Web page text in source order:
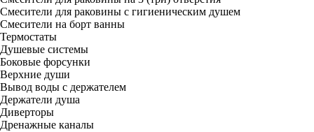
Смесители для раковины с гигиеническим душем
Смесители на борт ванны
Термостаты
Душевые системы
Боковые форсунки
Верхние души
Вывод воды с держателем
Держатели душа
Диверторы
Дренажные каналы